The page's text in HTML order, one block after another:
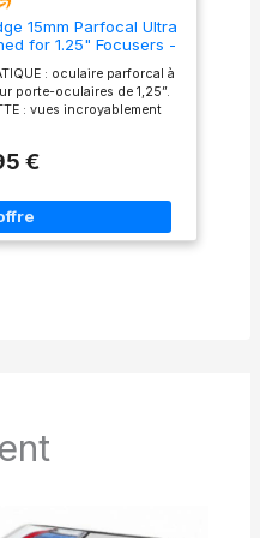
l'achat ; ce pneu mesure 255
x 70 mm.
15mm Parfocal Ultra
for 1.25" Focusers -
Multi-Coated Lens,
Grip, Black: oculaire parforcal à
porte-oculaires de 1,25”.
: vues incroyablement
pour une excellente
POUR OBSERVER LES
LUNE : le large champ de
d’en voir plus dans le
sans lunettes.
€